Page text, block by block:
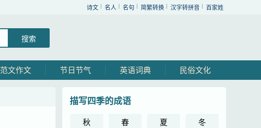
诗文 名人 名句 简繁转换 汉字转拼音 百家姓
范文作文 节日节气 英语词典 民俗文化
描写四季的成语
秋 春 夏 冬